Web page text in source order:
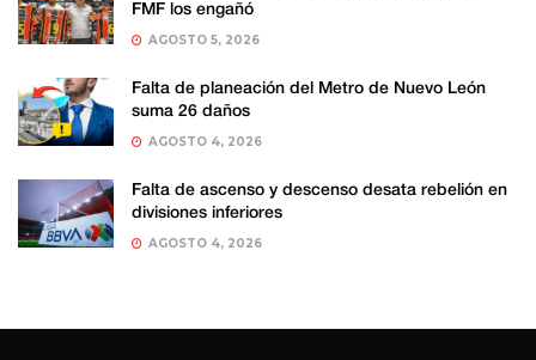
FMF los engañó
AGOSTO 5, 2026
Falta de planeación del Metro de Nuevo León
suma 26 daños
AGOSTO 4, 2026
Falta de ascenso y descenso desata rebelión en
divisiones inferiores
AGOSTO 4, 2026